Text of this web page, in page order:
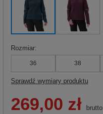
Rozmiar
36 38
Sprawdź wymiary produktu
269,00 zł brutto